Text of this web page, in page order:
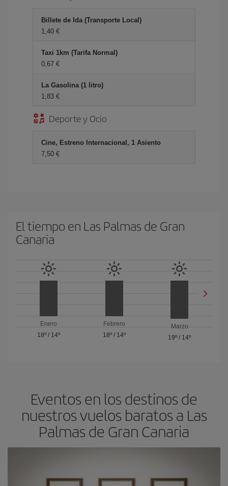
Billete de Ida (Transporte Local)
1,40 €
Taxi 1km (Tarifa Normal)
0,67 €
La Gasolina (1 litro)
1,83 €
Deporte y Ocio
Cine, Estreno Internacional, 1 Asiento
7,50 €
El tiempo en Las Palmas de Gran
Canaria
Enero
18º/ 14º
Febrero
18º/ 14º
Marzo
19º / 14º
Eventos en los destinos de
nuestros vuelos baratos a Las
Palmas de Gran Canaria